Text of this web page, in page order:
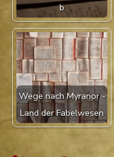
b
Wege nach Myranor -
Land der Fabelwesen